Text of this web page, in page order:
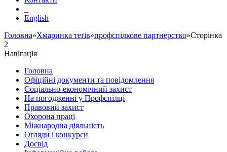
English
Головна»Хмаринка теґів»профспілкове партнерство»Сторінка
2
Навігація
Головна
Офіційні документи та повідомлення
Соціально-економічний захист
На погодженні у Профспілці
Правовий захист
Охорона праці
Міжнародна діяльність
Огляди і конкурси
Досвід